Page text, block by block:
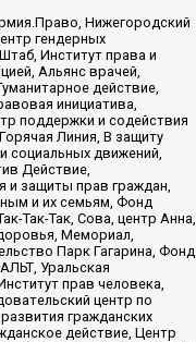
Нижегородский
гендерных
Институт права и
Альянс врачей,
действие,
инициатива,
поддержки и содействия
Линия, В защиту
социальных движений,
Действие,
и защиты прав граждан,
и их семьям, Фонд
Так-Так, Сова, центр Анна,
Мемориал,
Парк Гагарина, Фонд
Уральская
прав человека,
центр по
гражданских
действие, Центр